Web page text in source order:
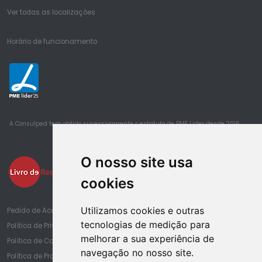
O nosso site usa
cookies
Utilizamos cookies e outras
tecnologias de medição para
melhorar a sua experiência de
navegação no nosso site.
Ver todas as localizações
Horário de funcionamento
25
A Consulped tem obtido sucessivamente o estatuto de PME Lider desde 2016
Pedido de Acesso à Informação de Saúde
Política de Privacidade
Política de Cookies
Política de Proteção de Dados